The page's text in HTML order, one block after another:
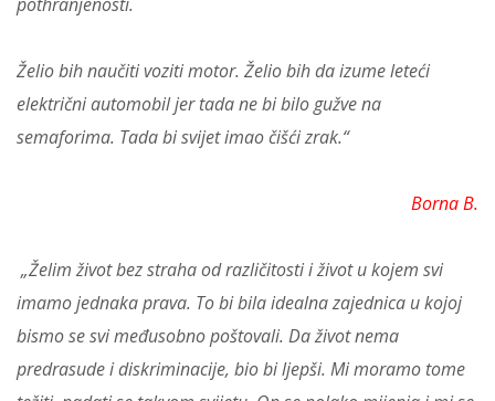
Želio bih naučiti voziti motor. Želio bih da izume leteći
električni automobil jer tada ne bi bilo gužve na
semaforima. Tada bi svijet imao čišći zrak.“
Borna B.
„Želim život bez straha od različitosti i život u kojem svi
imamo jednaka prava. To bi bila idealna zajednica u kojoj
bismo se svi međusobno poštovali. Da život nema
predrasude i diskriminacije, bio bi ljepši. Mi moramo tome